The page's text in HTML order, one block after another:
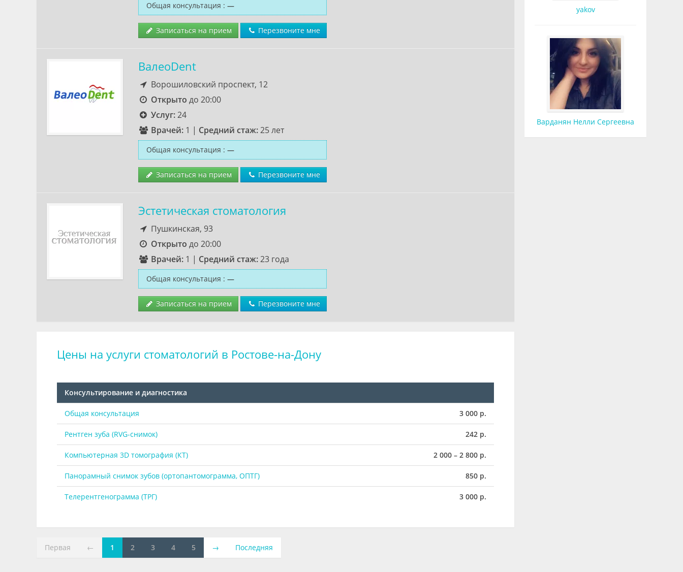
Общая консультация : —
Записаться на прием Перезвоните мне
ВалеоDent
Ворошиловский проспект, 12
Открыто до 20:00
Услуг:24
Врачей:1 | Средний стаж:25 лет
Общая консультация : —
Записаться на прием Перезвоните мне
Эстетическая стоматология
Пушкинская, 93
Открыто до 20:00
Врачей:1 | Средний стаж:23 года
Общая консультация : —
Записаться на прием Перезвоните мне
Цены на услуги стоматологий в Ростове-на-Дону
Консультирование и диагностика
Общая консультация 3 000 р.
Рентген зуба (RVG-снимок) 242 р.
Компьютерная 3D томография (КТ) 2 000 – 2 800 р.
Панорамный снимок зубов (ортопантомограмма, ОПТГ) 850 р.
Телерентгенограмма (ТРГ) 3 000 р.
Первая ← 1 2 3 4 5 → Последняя
yakov
Варданян Нелли Сергеевна